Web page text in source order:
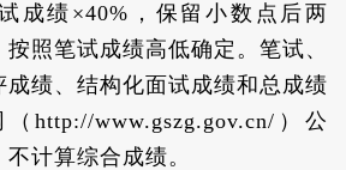
成绩×40%，保留小数点后两
照笔试成绩高低确定。笔试、
绩、结构化面试成绩和总成绩
http://www.gszg.gov.cn/）公
计算综合成绩。